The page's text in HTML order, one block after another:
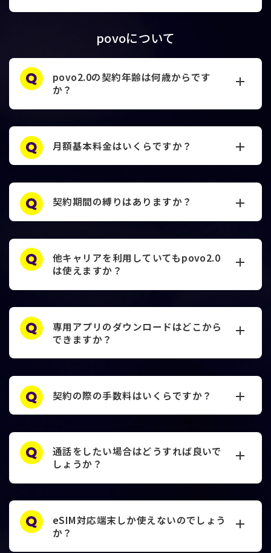
povoについて
povo2.0の契約年齢は何歳からです
か？
月額基本料金はいくらですか？
契約期間の縛りはありますか？
他キャリアを利用していてもpovo2.0
は使えますか？
専用アプリのダウンロードはどこから
できますか？
契約の際の手数料はいくらですか？
通話をしたい場合はどうすれば良いで
しょうか？
eSIM対応端末しか使えないのでしょう
か？